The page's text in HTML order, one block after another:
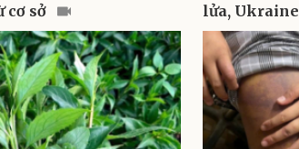
cơ sở
lửa,